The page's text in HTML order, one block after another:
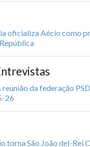
oficializa Aécio como
da federação
26
torna São João del-Rei